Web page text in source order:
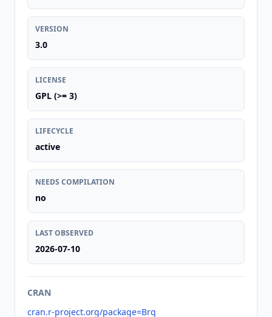
VERSION
3.0
LICENSE
GPL (>= 3)
LIFECYCLE
active
NEEDS COMPILATION
no
LAST OBSERVED
2026-07-10
CRAN
cran.r-project.org/package=Brq